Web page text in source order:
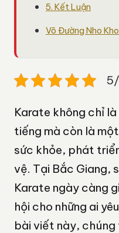
5. Kết Luận
Võ Đường Nho
Karate không chỉ
tiếng mà còn là
sức khỏe, phát
vệ. Tại Bắc Giang,
Karate ngày càng
hội cho những ai
bài viết này,